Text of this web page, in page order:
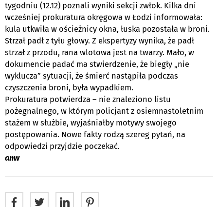
tygodniu (12.12) poznali wyniki sekcji zwłok. Kilka dni
wcześniej prokuratura okręgowa w Łodzi informowała:
kula utkwiła w ościeżnicy okna, łuska pozostała w broni.
Strzał padł z tyłu głowy. Z ekspertyzy wynika, że padł
strzał z przodu, rana wlotowa jest na twarzy. Mało, w
dokumencie padać ma stwierdzenie, że biegły „nie
wyklucza” sytuacji, że śmierć nastąpiła podczas
czyszczenia broni, była wypadkiem.
Prokuratura potwierdza – nie znaleziono listu
pożegnalnego, w którym policjant z osiemnastoletnim
stażem w służbie, wyjaśniałby motywy swojego
postępowania. Nowe fakty rodzą szereg pytań, na
odpowiedzi przyjdzie poczekać.
anw